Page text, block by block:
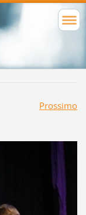
Prossimo